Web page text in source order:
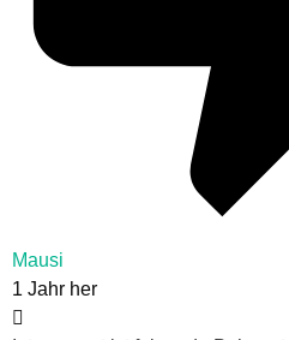
Mausi
1 Jahr her